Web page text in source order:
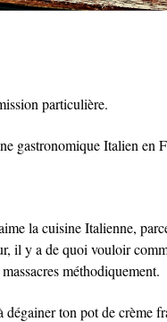
particulière.
gastronomique Italien en
la cuisine Italienne,
il y a de quoi vouloir
méthodiquement.
dégainer ton pot de crème